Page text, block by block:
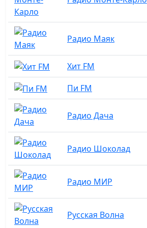
Радио Маяк
Хит FM
Пи FM
Радио Дача
Радио Шоколад
Радио МИР
Русская Волна